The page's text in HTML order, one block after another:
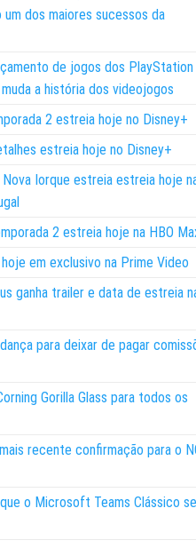
dos maiores sucessos da
de jogos dos PlayStation
a história dos videojogos
2 estreia hoje no Disney+
estreia hoje no Disney+
Iorque estreia estreia hoje
2 estreia hoje na HBO
em exclusivo na Prime Video
ganha trailer e data de estreia
para deixar de pagar
Gorilla Glass para todos os
recente confirmação para o
o Microsoft Teams Clássico